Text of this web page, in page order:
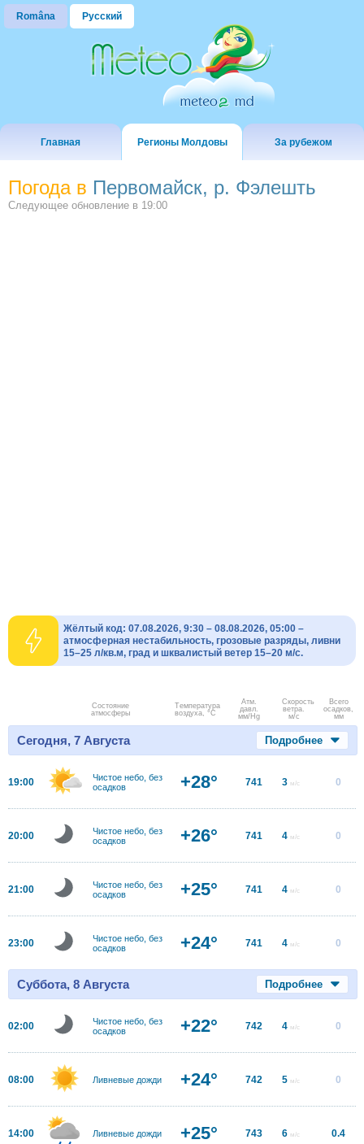
Româna Русский
Главная Регионы Молдовы За рубежом
Погода в Первомайск, р. Фэлешть
Следующее обновление в 19:00
Жёлтый код: 07.08.2026, 9:30 – 08.08.2026, 05:00 –
атмосферная нестабильность, грозовые разряды, ливни
15–25 л/кв.м, град и шквалистый ветер 15–20 м/с.
Состояние
атмосферы
Температура
воздуха, °C
Атм.
давл.
мм/Hg
Скорость
ветра.
м/с
Всего
осадков,
мм
Сегодня, 7 Августа Подробнее
19:00
Чистое небо, без
осадков
+28° 741 3 м/с 0
20:00
Чистое небо, без
осадков
+26° 741 4 м/с 0
21:00
Чистое небо, без
осадков
+25° 741 4 м/с 0
23:00
Чистое небо, без
осадков
+24° 741 4 м/с 0
Суббота, 8 Августа Подробнее
02:00
Чистое небо, без
осадков
+22° 742 4 м/с 0
08:00 Ливневые дожди +24° 742 5 м/с 0
14:00 Ливневые дожди +25° 743 6 м/с 0.4